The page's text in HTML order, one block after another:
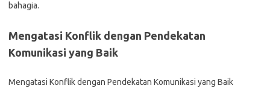
bahagia.
Mengatasi Konflik dengan Pendekatan
Komunikasi yang Baik
Mengatasi Konflik dengan Pendekatan Komunikasi yang Baik